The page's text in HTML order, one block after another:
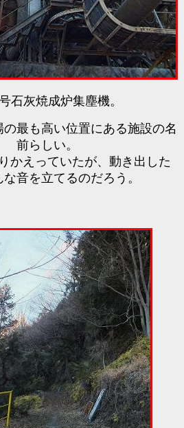
石灰焼成炉集塵機。
最も高い位置にある施設の名
前らしい。
かえっていたが、動き出した
な音を立てるのだろう。